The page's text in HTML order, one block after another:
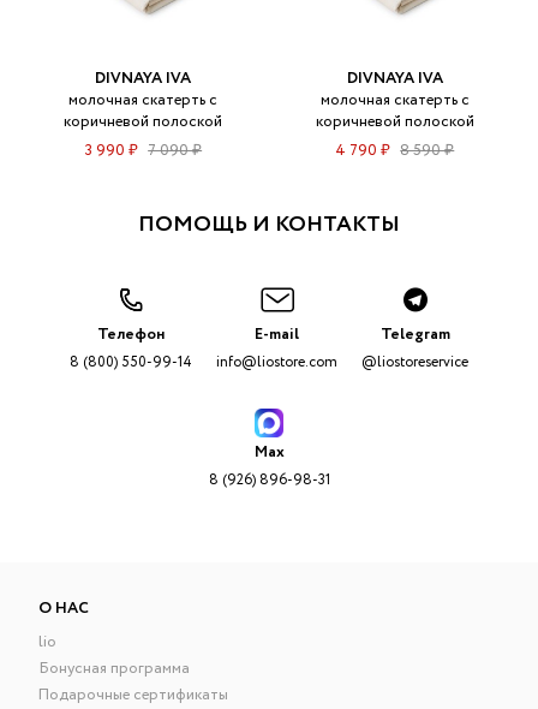
DIVNAYA IVA
молочная скатерть с
коричневой полоской
3 990 ₽ 7 090 ₽
DIVNAYA IVA
молочная скатерть с
коричневой полоской
4 790 ₽ 8 590 ₽
ПОМОЩЬ И КОНТАКТЫ
Телефон
8 (800) 550-99-14
E-mail
info@liostore.com
Telegram
@liostoreservice
Max
8 (926) 896-98-31
О НАС
lio
Бонусная программа
Подарочные сертификаты